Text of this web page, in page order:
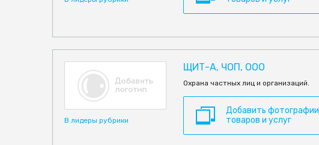
В лидеры рубрики
ЩИТ-А, ЧОП, ООО
Охрана частных лиц и организаций.
Добавить фотографии
товаров и услуг